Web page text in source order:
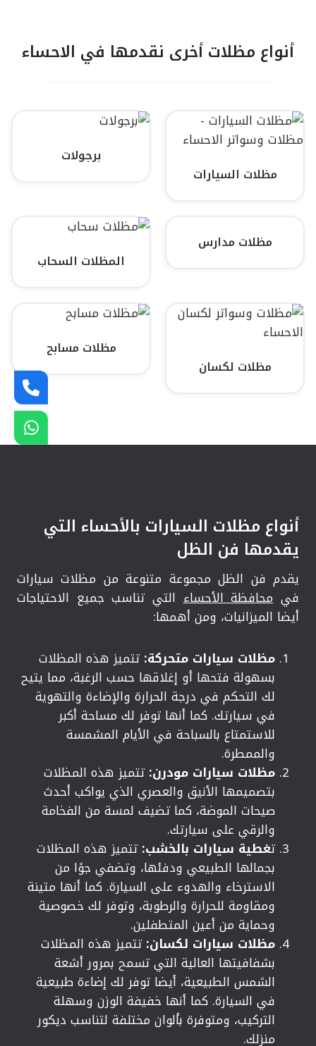
أنواع مظلات أخرى نقدمها في الاحساء
مظلات السيارات
برجولات
مظلات مدارس
المظلات السحاب
مظلات لكسان
مظلات مسابح
أنواع مظلات السيارات بالأحساء التي
يقدمها فن الظل
يقدم فن الظل مجموعة متنوعة من مظلات سيارات
فيمحافظة الأحساءالتي تناسب جميع الاحتياجات
أيضا الميزانيات، ومن أهمها:
مظلات سيارات متحركة: تتميز هذه المظلات
بسهولة فتحها أو إغلاقها حسب الرغبة، مما يتيح
لك التحكم في درجة الحرارة والإضاءة والتهوية
في سيارتك. كما أنها توفر لك مساحة أكبر
للاستمتاع بالسباحة في الأيام المشمسة
والممطرة.
مظلات سيارات مودرن: تتميز هذه المظلات
بتصميمها الأنيق والعصري الذي يواكب أحدث
صيحات الموضة، كما تضيف لمسة من الفخامة
والرقي على سيارتك.
تغطية سيارات بالخشب: تتميز هذه المظلات
بجمالها الطبيعي ودفئها، وتضفي جوًا من
الاسترخاء والهدوء على السيارة. كما أنها متينة
ومقاومة للحرارة والرطوبة، وتوفر لك خصوصية
وحماية من أعين المتطفلين.
مظلات سيارات لكسان: تتميز هذه المظلات
بشفافيتها العالية التي تسمح بمرور أشعة
الشمس الطبيعية، أيضا توفر لك إضاءة طبيعية
في السيارة. كما أنها خفيفة الوزن وسهلة
التركيب، ومتوفرة بألوان مختلفة لتناسب ديكور
منزلك.